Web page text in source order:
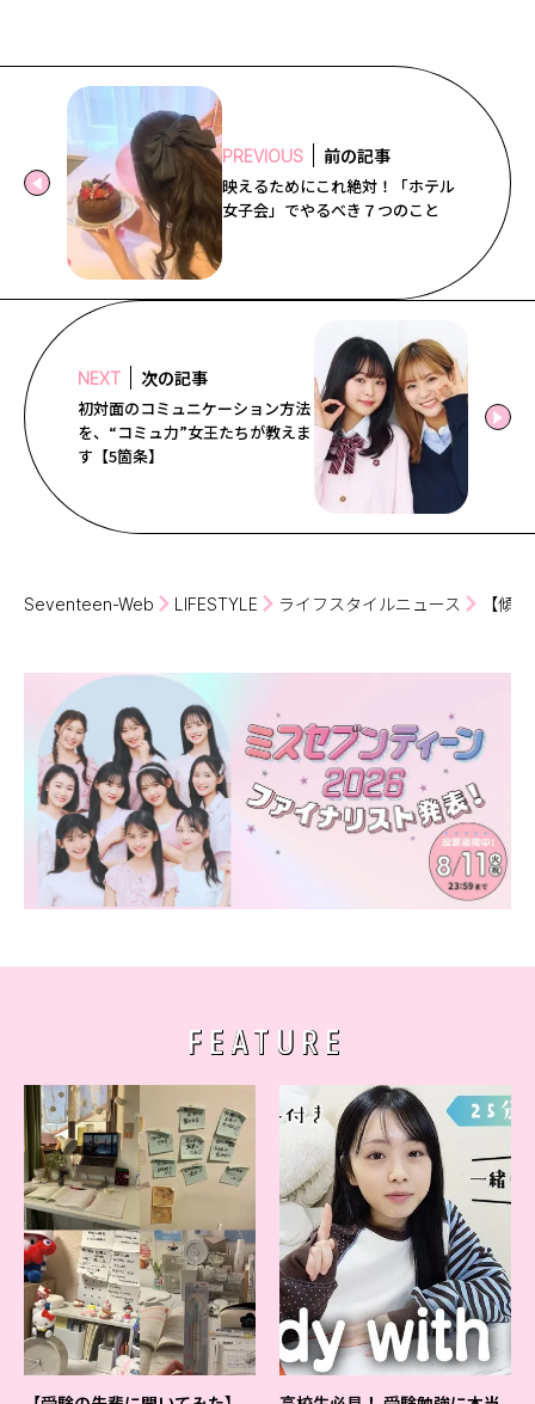
PREVIOUS 前の記事
映えるためにこれ絶対！「ホテル
女子会」でやるべき７つのこと
NEXT 次の記事
初対面のコミュニケーション方法
を、“コミュ力”女王たちが教えま
す【5箇条】
Seventeen-Web LIFESTYLE ライフスタイルニュース 【傾
FEATURE